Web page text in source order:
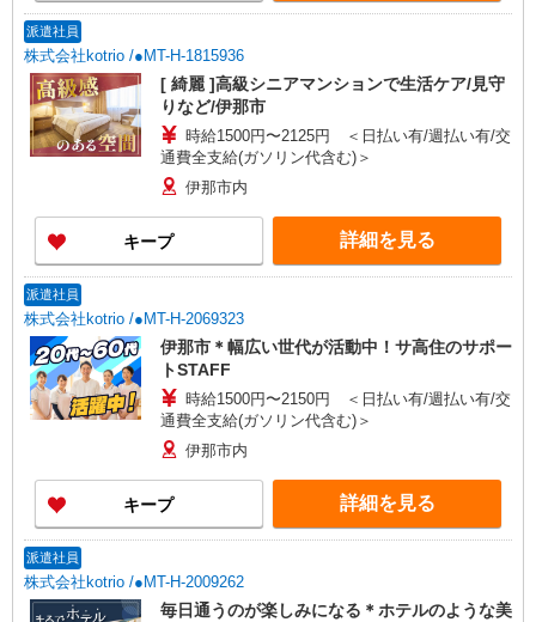
派遣社員
株式会社kotrio /●MT-H-1815936
[ 綺麗 ]高級シニアマンションで生活ケア/見守
りなど/伊那市
時給1500円〜2125円 ＜日払い有/週払い有/交
通費全支給(ガソリン代含む)＞
伊那市内
キープ 詳細を見る
派遣社員
株式会社kotrio /●MT-H-2069323
伊那市＊幅広い世代が活動中！サ高住のサポー
トSTAFF
時給1500円〜2150円 ＜日払い有/週払い有/交
通費全支給(ガソリン代含む)＞
伊那市内
キープ 詳細を見る
派遣社員
株式会社kotrio /●MT-H-2009262
毎日通うのが楽しみになる＊ホテルのような美